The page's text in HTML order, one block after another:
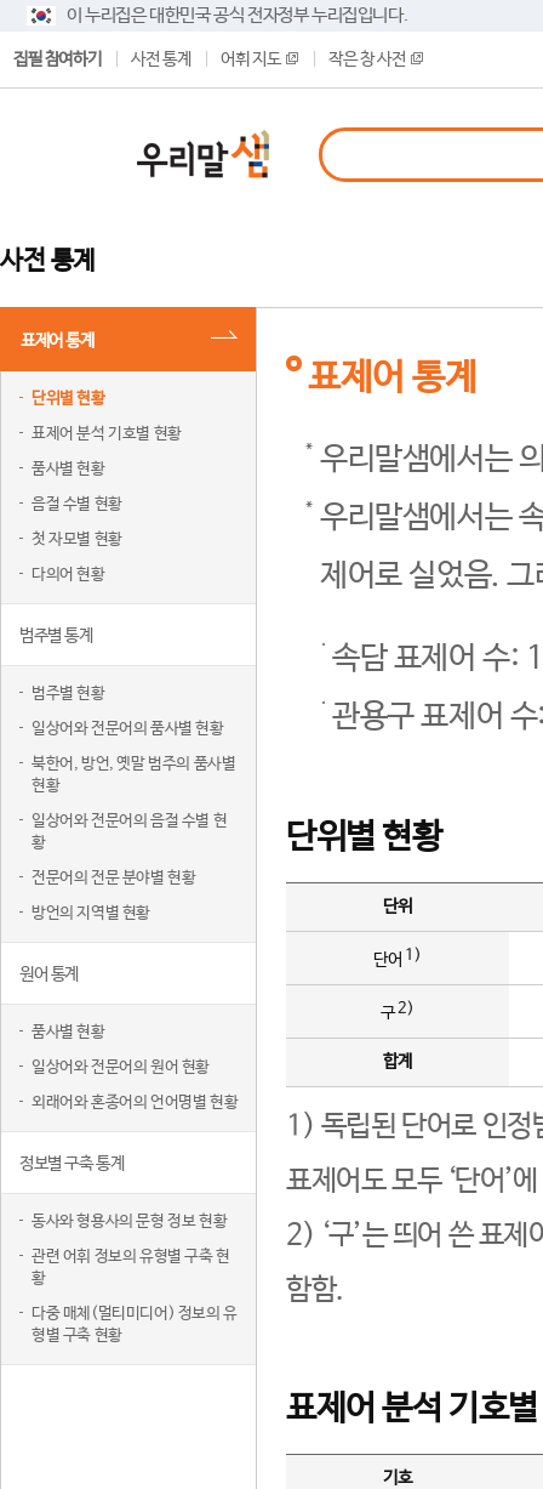
이 누리집은 대한민국 공식 전자정부 누리집입니다.
집필 참여하기 사전 통계 어휘 지도 작은 창 사전
사전 통계
표제어 통계
단위별 현황
표제어 분석 기호별 현황
품사별 현황
음절 수별 현황
첫 자모별 현황
다의어 현황
범주별 통계
범주별 현황
일상어와 전문어의 품사별 현황
북한어, 방언, 옛말 범주의 품사별
현황
일상어와 전문어의 음절 수별 현
황
전문어의 전문 분야별 현황
방언의 지역별 현황
원어 통계
품사별 현황
일상어와 전문어의 원어 현황
외래어와 혼종어의 언어명별 현황
정보별 구축 통계
동사와 형용사의 문형 정보 현황
관련 어휘 정보의 유형별 구축 현
황
다중 매체(멀티미디어) 정보의 유
형별 구축 현황
표제어 통계
우리말샘에서는
우리말샘에서는
제어로 실었음.
속담 표제어 수:
관용구 표제어
단위별 현황
단위
단어 1)
구2)
합계
1) 독립된 단어로 인정
표제어도 모두 ‘단어’
2) ‘구’는 띄어 쓴 표
함함.
표제어 분석 기호
기호